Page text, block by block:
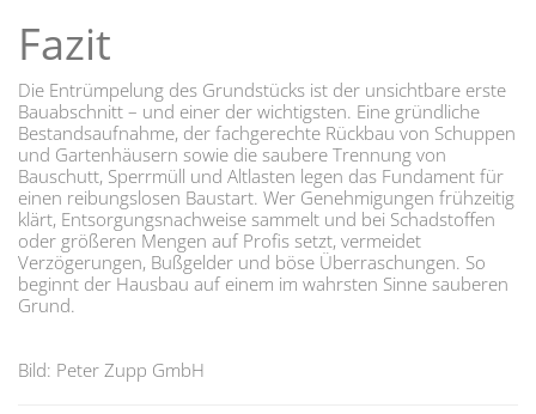
Fazit
Die Entrümpelung des Grundstücks ist der unsichtbare erste
Bauabschnitt – und einer der wichtigsten. Eine gründliche
Bestandsaufnahme, der fachgerechte Rückbau von Schuppen
und Gartenhäusern sowie die saubere Trennung von
Bauschutt, Sperrmüll und Altlasten legen das Fundament für
einen reibungslosen Baustart. Wer Genehmigungen frühzeitig
klärt, Entsorgungsnachweise sammelt und bei Schadstoffen
oder größeren Mengen auf Profis setzt, vermeidet
Verzögerungen, Bußgelder und böse Überraschungen. So
beginnt der Hausbau auf einem im wahrsten Sinne sauberen
Grund.
Bild: Peter Zupp GmbH